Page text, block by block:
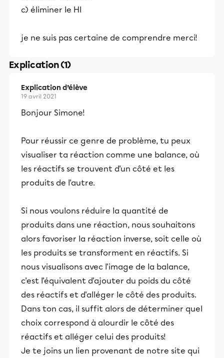
c) éliminer le HI
je ne suis pas certaine de comprendre merci!
Explication (1)
Explication d’élève
19 avril 2021
Bonjour Simone!
Pour réussir ce genre de problème, tu peux
visualiser ta réaction comme une balance, où
les réactifs se trouvent d'un côté et les
produits de l'autre.
Si nous voulons réduire la quantité de
produits dans une réaction, nous souhaitons
alors favoriser la réaction inverse, soit celle où
les produits se transforment en réactifs. Si
nous visualisons avec l'image de la balance,
c'est l'équivalent d'ajouter du poids du côté
des réactifs et d'alléger le côté des produits.
Dans ton cas, il suffit alors de déterminer quel
choix correspond à alourdir le côté des
réactifs et alléger celui des produits!
Je te joins un lien provenant de notre site qui